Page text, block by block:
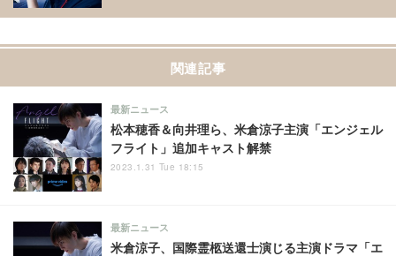
関連記事
松本穂香＆向井理ら、米倉涼子主演「エンジェル
フライト」追加キャスト解禁
最新ニュース
2023.1.31 Tue 18:15
米倉涼子、国際霊柩送還士演じる主演ドラマ「エ
最新ニュース